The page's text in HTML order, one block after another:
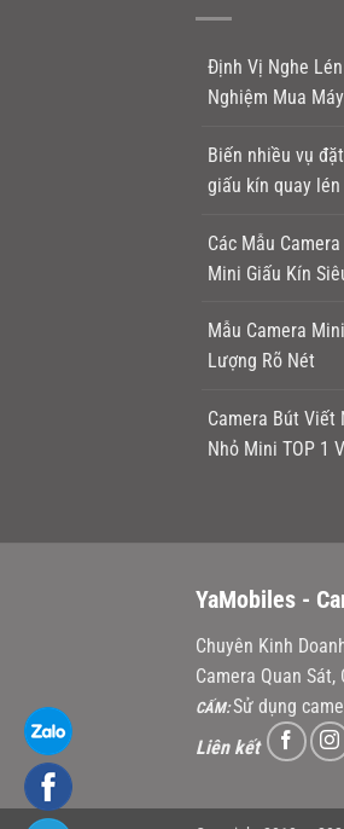
Định Vị Nghe
Nghiệm Mua
Biến nhiều vụ
giấu kín quay
Các Mẫu
Mini Giấu Kín
Mẫu Camera
Lượng Rõ Nét
Camera Bút Viết
Nhỏ Mini TOP 1
YaMobiles -
Chuyên Kinh
Camera Quan
CẤM:Sử dụng
Liên kết